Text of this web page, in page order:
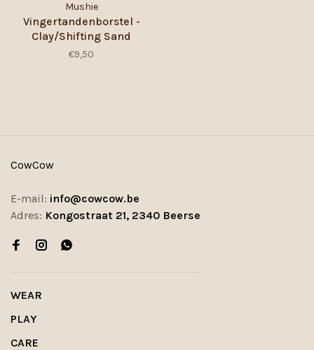
Mushie
Vingertandenborstel -
Clay/Shifting Sand
€9,50
CowCow
E-mail: info@cowcow.be
Adres: Kongostraat 21, 2340 Beerse
WEAR
PLAY
CARE